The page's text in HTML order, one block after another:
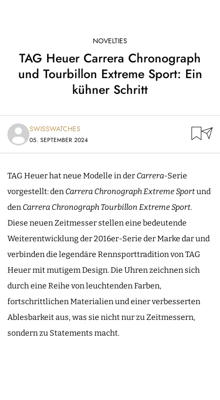
NOVELTIES
TAG Heuer Carrera Chronograph
und Tourbillon Extreme Sport: Ein
kühner Schritt
SWISSWATCHES
05. SEPTEMBER 2024
TAG Heuer hat neue Modelle in der Carrera-Serie
vorgestellt: den Carrera Chronograph Extreme Sportund
den Carrera Chronograph Tourbillon Extreme Sport.
Diese neuen Zeitmesser stellen eine bedeutende
Weiterentwicklung der 2016er-Serie der Marke dar und
verbinden die legendäre Rennsporttradition von TAG
Heuer mit mutigem Design. Die Uhren zeichnen sich
durch eine Reihe von leuchtenden Farben,
fortschrittlichen Materialien und einer verbesserten
Ablesbarkeit aus, was sie nicht nur zu Zeitmessern,
sondern zu Statements macht.